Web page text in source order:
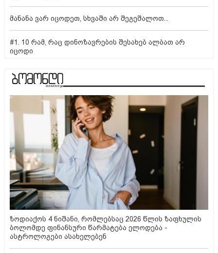
მანანა ვარ იცოდეთ, სხვაში არ შეგეშალოთ...
#1. 10 რამ, რაც დინოზავრების შესახებ ალბათ არ
იცოდი
ზოდიაქოს 4 ნიშანი, რომლებსაც 2026 წლის ზაფხულის
ბოლომდე ფინანსური წარმატება ელოდება -
ასტროლოგები ასახელებენ